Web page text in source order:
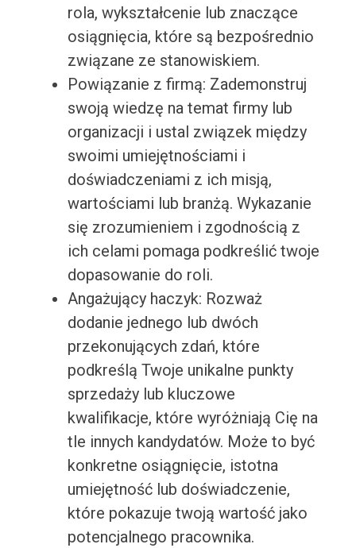
rola, wykształcenie lub znaczące
osiągnięcia, które są bezpośrednio
związane ze stanowiskiem.
Powiązanie z firmą: Zademonstruj
swoją wiedzę na temat firmy lub
organizacji i ustal związek między
swoimi umiejętnościami i
doświadczeniami z ich misją,
wartościami lub branżą. Wykazanie
się zrozumieniem i zgodnością z
ich celami pomaga podkreślić twoje
dopasowanie do roli.
Angażujący haczyk: Rozważ
dodanie jednego lub dwóch
przekonujących zdań, które
podkreślą Twoje unikalne punkty
sprzedaży lub kluczowe
kwalifikacje, które wyróżniają Cię na
tle innych kandydatów. Może to być
konkretne osiągnięcie, istotna
umiejętność lub doświadczenie,
które pokazuje twoją wartość jako
potencjalnego pracownika.